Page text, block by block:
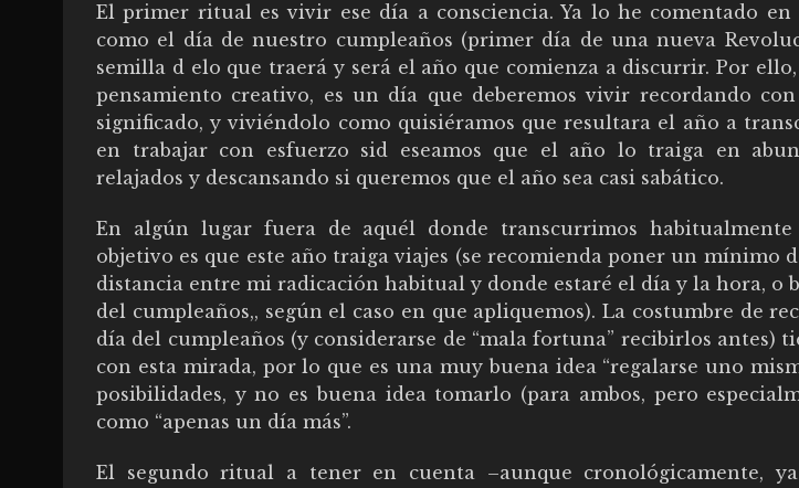
El primer ritual es vivir ese día a consciencia. Ya lo he comentado en
como el día de nuestro cumpleaños (primer día de una nueva
semilla d elo que traerá y será el año que comienza a discurrir. Por
pensamiento creativo, es un día que deberemos vivir recordando
significado, y viviéndolo como quisiéramos que resultara el año a
en trabajar con esfuerzo sid eseamos que el año lo traiga en
relajados y descansando si queremos que el año sea casi sabático.
En algún lugar fuera de aquél donde transcurrimos
objetivo es que este año traiga viajes (se recomienda poner un mínimo
distancia entre mi radicación habitual y donde estaré el día y la hora, o
del cumpleaños,, según el caso en que apliquemos). La costumbre de
día del cumpleaños (y considerarse de “mala fortuna” recibirlos antes)
con esta mirada, por lo que es una muy buena idea “regalarse uno
posibilidades, y no es buena idea tomarlo (para ambos, pero
como “apenas un día más”.
El segundo ritual a tener en cuenta –aunque cronológicamente,